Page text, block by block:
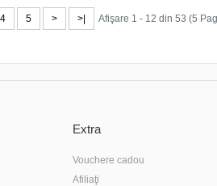
4 5 > >| Afişare 1 - 12 din 53 (5
Extra
Vouchere cadou
Afiliaţi